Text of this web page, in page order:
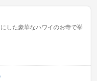
した豪華なハワイのお寺で挙